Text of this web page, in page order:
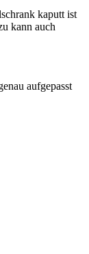
kaputt ist
kann auch
aufgepasst